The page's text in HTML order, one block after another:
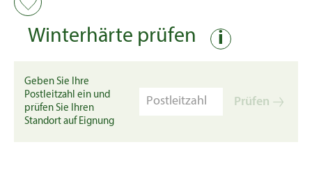
Winterhärte prüfen i
Geben Sie Ihre
Postleitzahl ein und
prüfen Sie Ihren
Standort auf Eignung
Prüfen